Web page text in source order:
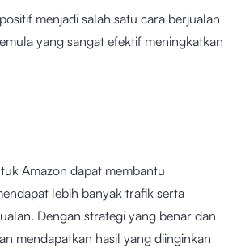
menjadi salah satu cara berjualan
yang sangat efektif meningkatkan
Amazon dapat membantu
lebih banyak trafik serta
Dengan strategi yang benar dan
mendapatkan hasil yang diinginkan